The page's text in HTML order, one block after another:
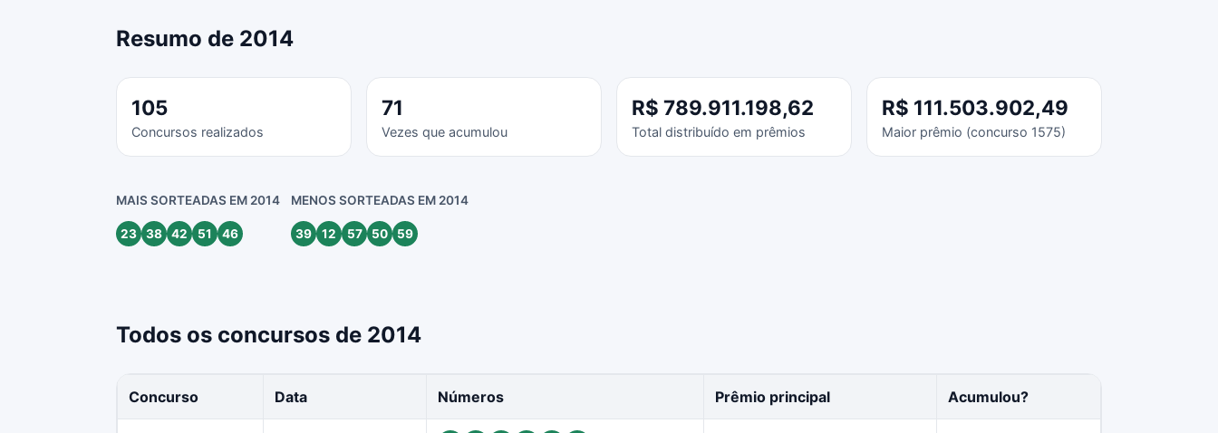
Resumo de 2014
105
Concursos realizados
71
Vezes que acumulou
R$ 789.911.198,62
Total distribuído em prêmios
R$ 111.503.902,49
Maior prêmio (concurso 1575)
MAIS SORTEADAS EM 2014
23 38 42 51 46
MENOS SORTEADAS EM 2014
39 12 57 50 59
Todos os concursos de 2014
Concurso Data Números Prêmio principal Acumulou?